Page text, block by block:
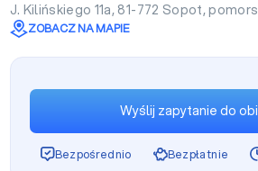
J. Kilińskiego 11a, 81-772 Sopot,
ZOBACZ NA MAPIE
Wyślij zapytanie do
Bezpośrednio Bezpłatnie